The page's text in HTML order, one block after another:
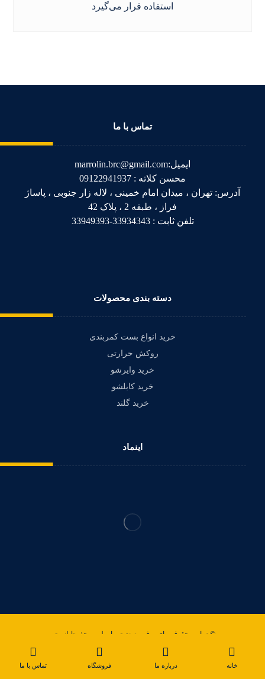
استفاده قرار می‌گیرد
تماس با ما
ایمیل:marrolin.brc@gmail.com
محسن کلاته : 09122941937
آدرس: تهران ، میدان امام خمینی ، لاله زار جنوبی ، پاساژ
فراز ، طبقه 2 ، پلاک 42
تلفن ثابت : 33934343-33949393
دسته بندی محصولات
خرید انواع بست کمربندی
روکش حرارتی
خرید وایرشو
خرید کابلشو
خرید گلند
اینماد
© تمامی حقوق برای برق و صنعت مارولین محفوظ است .
تماس با ما قوانین سایت
خانه درباره ما فروشگاه تماس با ما